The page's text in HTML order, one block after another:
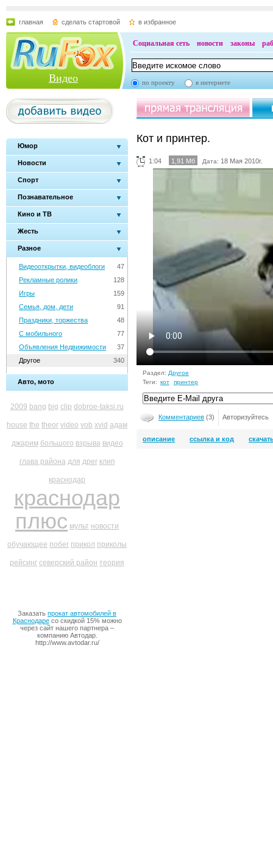
главная сделать стартовой в избранное
Видео
Социальная сеть новости законы
по проекту в интернете
Юмор
Новости
Спорт
Познавательное
Кино и ТВ
Жесть
Разное
47
Видеооткрытки, видеоблоги
128
Рекламные ролики
159
Игры
91
Семья, дом, дети
48
Праздники, торжества
77
С мобильного
37
Объявления Недвижимости
340
Другое
Авто, мото
2009 bang big clip dobroe-taksi.ru
house the theor video vob xvid адам
джарим большого взрыва видео
глава района для дрег клип
краснодар
краснодар
плюс мульт новости
обучающее побег прикол приколы
рейсинг северский район теория
Заказать прокат автомобилей в
Краснодаресо скидкой 15% можно
через сайт нашего партнера –
компанию Автодар.
http://www.avtodar.ru/
Кот и принтер.
1:04 1,91 Мб Дата: 18 Мая 2010г.
Раздел: Другое
Теги: кот принтер
Комментариев (3) Авторизуйтесь
описание ссылка и код